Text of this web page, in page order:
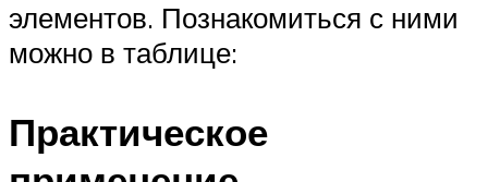
элементов. Познакомиться с ними
можно в таблице:
Практическое